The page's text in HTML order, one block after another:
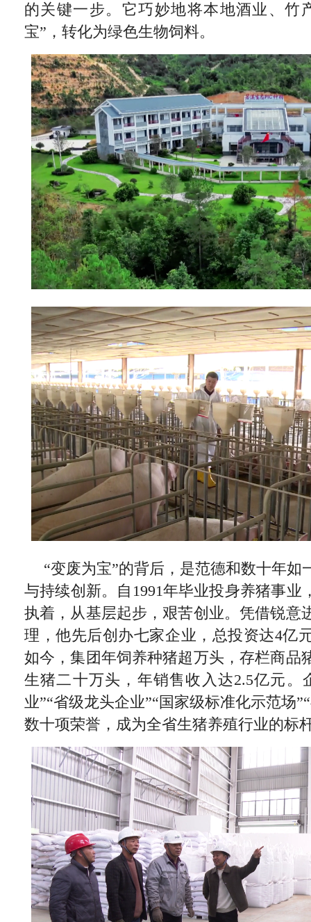
的关键一步。它巧妙地将本地酒业、竹
宝”，转化为绿色生物饲料。
“变废为宝”的背后，是范德和数十年如
与持续创新。自1991年毕业投身养猪事业
执着，从基层起步，艰苦创业。凭借锐意
理，他先后创办七家企业，总投资达4亿
如今，集团年饲养种猪超万头，存栏商品
生猪二十万头，年销售收入达2.5亿元。
业”“省级龙头企业”“国家级标准化示范场
数十项荣誉，成为全省生猪养殖行业的标